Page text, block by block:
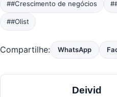
##Crescimento de negócios
##Olist
Compartilhe: WhatsApp
Deivid